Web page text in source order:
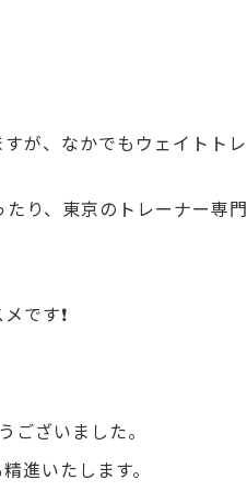
が、なかでもウェイトトレ
り、東京のトレーナー専門
です❗️
ざいました。
進いたします。